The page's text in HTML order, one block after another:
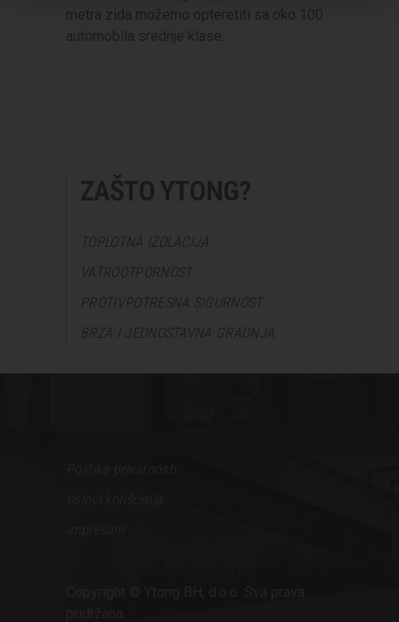
metra zida možemo opteretiti sa oko 100
automobila srednje klase.
ZAŠTO YTONG?
TOPLOTNA IZOLACIJA
VATROOTPORNOST
PROTIVPOTRESNA SIGURNOST
BRZA I JEDNOSTAVNA GRADNJA